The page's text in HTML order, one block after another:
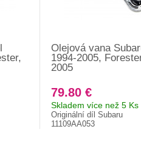
Olejová vana
1994-2005,
2005
79.80 €
Skladem více než 5 Ks
Originální díl Subaru
11109AA053